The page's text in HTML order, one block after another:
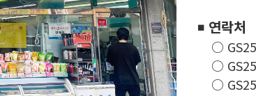
◾ 연락처
○ GS25
○ GS25
○ GS25